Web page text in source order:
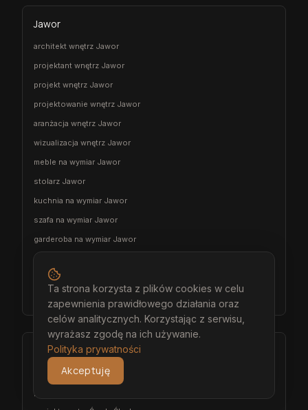
Jawor
architekt wnętrz Jawor
projektant wnętrz Jawor
projekt wnętrz Jawor
projektowanie wnętrz Jawor
aranżacja wnętrz Jawor
wizualizacja wnętrz Jawor
meble na wymiar Jawor
stolarz Jawor
kuchnia na wymiar Jawor
szafa na wymiar Jawor
garderoba na wymiar Jawor
meble łazienkowe na wymiar Jawor
meble pokojowe na wymiar Jawor
Środa Śląska
architekt wnętrz Środa Śląska
Ta strona korzysta z plików cookies w celu
zapewnienia prawidłowego działania oraz
celów analitycznych. Korzystając z serwisu,
wyrażasz zgodę na ich używanie.
Polityka prywatności
Akceptuję